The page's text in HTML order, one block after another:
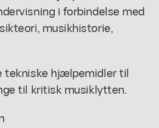
i forbindelse med
musikhistorie,
tekniske hjælpemidler til
til kritisk musiklytten.